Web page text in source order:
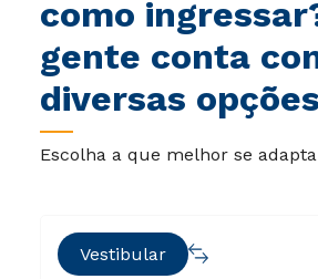
como
gente conta
diversas
Escolha a que melhor se
Vestibular